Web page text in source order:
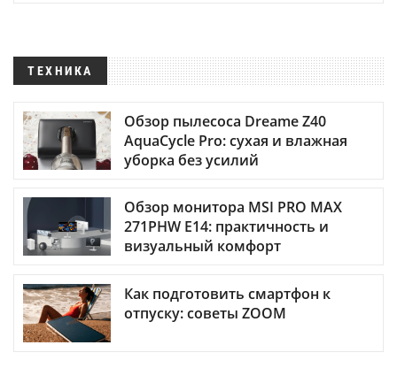
ТЕХНИКА
Обзор пылесоса Dreame Z40
AquaCycle Pro: сухая и влажная
уборка без усилий
Обзор монитора MSI PRO MAX
271PHW E14: практичность и
визуальный комфорт
Как подготовить смартфон к
отпуску: советы ZOOM